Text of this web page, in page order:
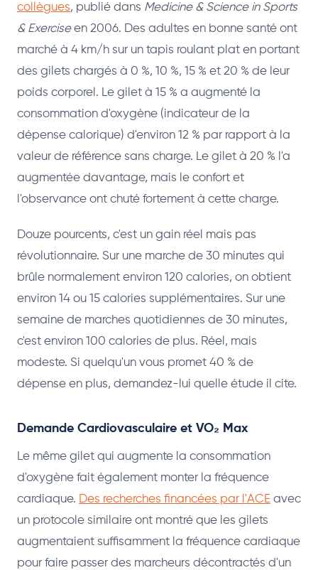
collègues, publié dans Medicine & Science in Sports
& Exerciseen 2006. Des adultes en bonne santé ont
marché à 4 km/h sur un tapis roulant plat en portant
des gilets chargés à 0 %, 10 %, 15 % et 20 % de leur
poids corporel. Le gilet à 15 % a augmenté la
consommation d'oxygène (indicateur de la
dépense calorique) d'environ 12 % par rapport à la
valeur de référence sans charge. Le gilet à 20 % l'a
augmentée davantage, mais le confort et
l'observance ont chuté fortement à cette charge.
Douze pourcents, c'est un gain réel mais pas
révolutionnaire. Sur une marche de 30 minutes qui
brûle normalement environ 120 calories, on obtient
environ 14 ou 15 calories supplémentaires. Sur une
semaine de marches quotidiennes de 30 minutes,
c'est environ 100 calories de plus. Réel, mais
modeste. Si quelqu'un vous promet 40 % de
dépense en plus, demandez-lui quelle étude il cite.
Demande Cardiovasculaire et VO₂ Max
Le même gilet qui augmente la consommation
d'oxygène fait également monter la fréquence
cardiaque. Des recherches financées par l'ACE avec
un protocole similaire ont montré que les gilets
augmentaient suffisamment la fréquence cardiaque
pour faire passer des marcheurs décontractés d'un